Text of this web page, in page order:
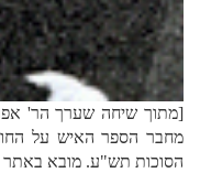
[מתוך שיחה שערך הר'
מחבר הספר האיש על
הסוכות תש"ע. מובא באתר